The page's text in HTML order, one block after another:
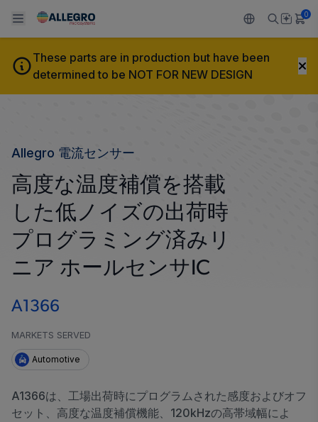
Back To Main Menu
レギュレート
ドライブ
Back To Main Menu
工業
コンシューマー
Technologies
Back To Main Menu
パッケージング
品質基準および環境保証について
ソフトウェア ポータル
Back To Main Menu
Back To Main Menu
キャリア
企業責任
Growth and Inclusion
お問い合わせ先
0
A1366
These parts are in production but have been
determined to be NOT FOR NEW DESIGN
Allegro 電流センサー
高度な温度補償を搭載
した低ノイズの出荷時
プログラミング済みリ
ニア ホールセンサIC
A1366
MARKETS SERVED
Automotive
A1366は、工場出荷時にプログラムされた感度およびオフ
セット、高度な温度補償機能、120kHzの高帯域幅によ